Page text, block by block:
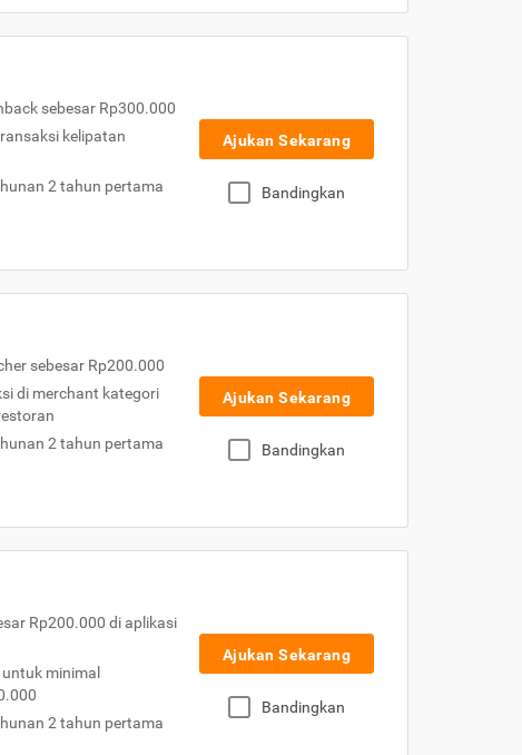
sebesar Rp300.000
kelipatan
2 tahun pertama
Ajukan Sekarang
Bandingkan
sebesar Rp200.000
di merchant kategori
2 tahun pertama
Ajukan Sekarang
Bandingkan
Rp200.000 di aplikasi
minimal
2 tahun pertama
Ajukan Sekarang
Bandingkan